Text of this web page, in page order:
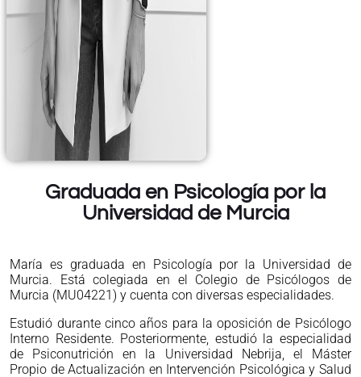
Graduada en Psicología por la
Universidad de Murcia
María es graduada en Psicología por la Universidad de
Murcia. Está colegiada en el Colegio de Psicólogos de
Murcia (MU04221) y cuenta con diversas especialidades.
Estudió durante cinco años para la oposición de Psicólogo
Interno Residente. Posteriormente, estudió la especialidad
de Psiconutrición en la Universidad Nebrija, el Máster
Propio de Actualización en Intervención Psicológica y Salud